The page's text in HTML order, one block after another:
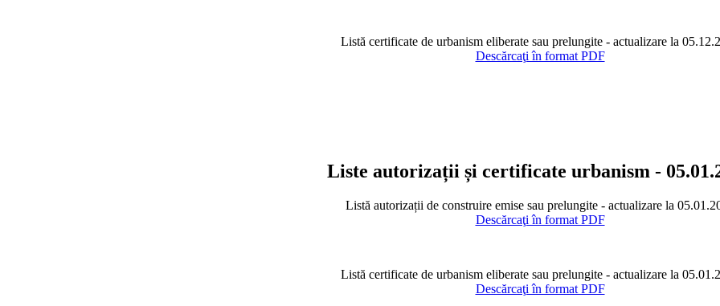
Listă certificate de urbanism eliberate sau prelungite - actualizare la
Descărcaţi în format PDF
Liste autorizații și certificate urbanism -
Listă autorizații de construire emise sau prelungite - actualizare la
Descărcaţi în format PDF
Listă certificate de urbanism eliberate sau prelungite - actualizare la
Descărcaţi în format PDF